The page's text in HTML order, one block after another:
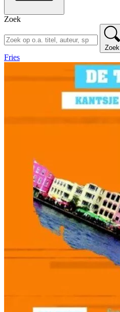
Zoek
Zoek
Fries